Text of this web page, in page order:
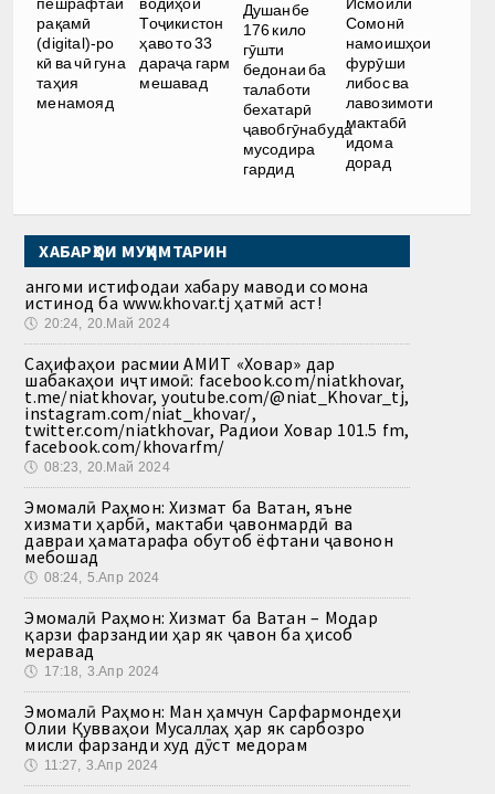
пешрафтаи
рақамӣ
(digital)-ро
кӣ ва чӣ гуна
таҳия
менамояд
Тоҷикистон
ҳаво то 33
дараҷа гарм
мешавад
Душанбе
176 кило
гӯшти
бедонаи ба
талаботи
бехатарӣ
ҷавобгӯнабуда
мусодира
гардид
Сомонӣ
намоишҳои
фурӯши
либос ва
лавозимоти
мактабӣ
идома
дорад
ХАБАРҲОИ МУҲИМТАРИН
Ҳангоми истифодаи хабару маводи сомона
истинод ба www.khovar.tj ҳатмӣ аст!
🕔 20:24, 20.Май 2024
Саҳифаҳои расмии АМИТ «Ховар» дар
шабакаҳои иҷтимоӣ: facebook.com/niatkhovar,
t.me/niatkhovar, youtube.com/@niat_Khovar_tj,
instagram.com/niat_khovar/,
twitter.com/niatkhovar, Радиои Ховар 101.5 fm,
facebook.com/khovarfm/
🕔 08:23, 20.Май 2024
Эмомалӣ Раҳмон: Хизмат ба Ватан, яъне
хизмати ҳарбӣ, мактаби ҷавонмардӣ ва
давраи ҳаматарафа обутоб ёфтани ҷавонон
мебошад
🕔 08:24, 5.Апр 2024
Эмомалӣ Раҳмон: Хизмат ба Ватан – Модар
қарзи фарзандии ҳар як ҷавон ба ҳисоб
меравад
🕔 17:18, 3.Апр 2024
Эмомалӣ Раҳмон: Ман ҳамчун Сарфармондеҳи
Олии Қувваҳои Мусаллаҳ ҳар як сарбозро
мисли фарзанди худ дӯст медорам
🕔 11:27, 3.Апр 2024